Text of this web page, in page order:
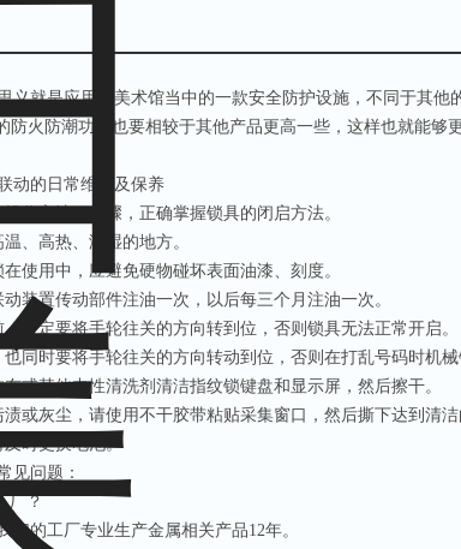
义就是应用于美术馆当中的一款安全防护设施，不同于其他
防火防潮功能也要相较于其他产品更高一些，这样也就能够
动的日常维护及保养
作方法、步骤，正确掌握锁具的闭启方法。
、高热、潮湿的地方。
使用中，应避免硬物碰坏表面油漆、刻度。
装置传动部件注油一次，以后每三个月注油一次。
一定要将手轮往关的方向转到位，否则锁具无法正常开启。
同时要将手轮往关的方向转动到位，否则在打乱号码时机械
或其他中性清洗剂清洁指纹锁键盘和显示屏，然后擦干。
或灰尘，请使用不干胶带粘贴采集窗口，然后撕下达到清洁
时更换电池。
见问题：
厂？
们的工厂专业生产金属相关产品12年。